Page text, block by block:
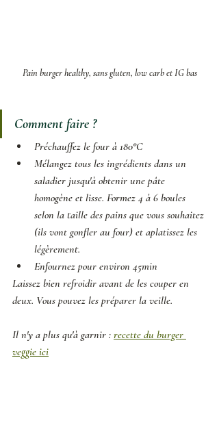
Pain burger healthy, sans gluten, low carb et IG bas
Comment faire ?
Préchauffez le four à 180°C
Mélangez tous les ingrédients dans un
saladier jusqu'à obtenir une pâte
homogène et lisse. Formez 4 à 6 boules
selon la taille des pains que vous souhaitez
(ils vont gonfler au four) et aplatissez les
légèrement.
Enfournez pour environ 45min
Laissez bien refroidir avant de les couper en
deux. Vous pouvez les préparer la veille.
Il n'y a plus qu'à garnir : recette du burger
veggie ici